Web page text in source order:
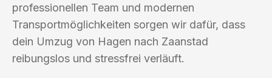
professionellen Team und modernen
Transportmöglichkeiten sorgen wir dafür, dass
dein Umzug von Hagen nach Zaanstad
reibungslos und stressfrei verläuft.